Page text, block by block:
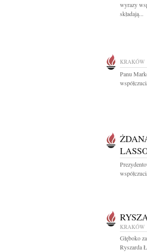
wyrazy
składają...
KRAKÓW
Panu
KRAKÓW
Głęboko
Ryszarda